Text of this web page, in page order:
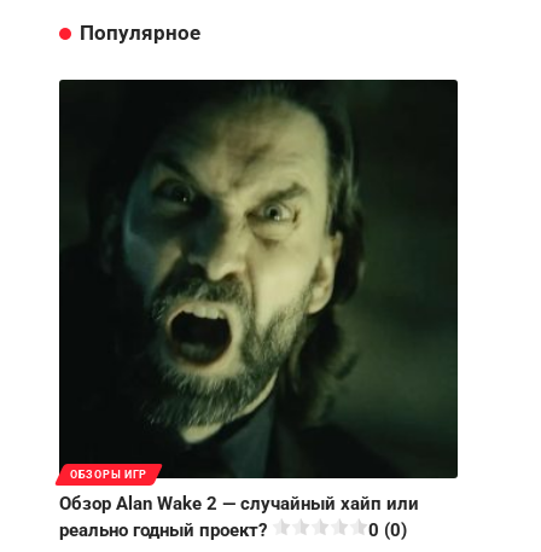
Популярное
ОБЗОРЫ ИГР
Обзор Alan Wake 2 — случайный хайп или
реально годный проект?
0 (0)